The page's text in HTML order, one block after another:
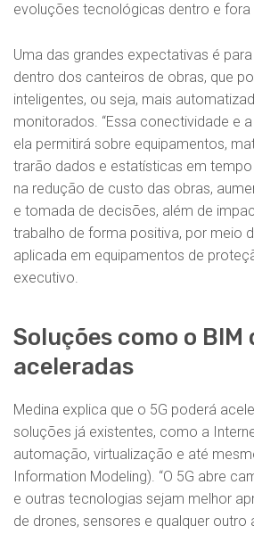
evoluções tecnológicas dentro e fora
Uma das grandes expectativas é
dentro dos canteiros de obras, que
inteligentes, ou seja, mais
monitorados. “Essa conectividade e
ela permitirá sobre equipamentos,
trarão dados e estatísticas em tempo
na redução de custo das obras,
e tomada de decisões, além de
trabalho de forma positiva, por meio
aplicada em equipamentos de
executivo.
Soluções como o BIM
aceleradas
Medina explica que o 5G poderá
soluções já existentes, como a
automação, virtualização e até
Information Modeling). “O 5G abre
e outras tecnologias sejam melhor
de drones, sensores e qualquer outro